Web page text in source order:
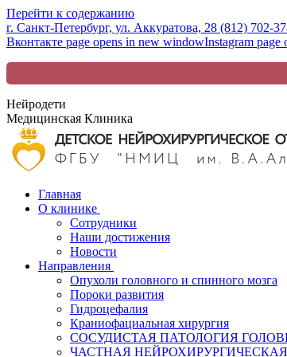
Перейти к содержанию
г. Санкт-Петербург, ул. Аккуратова, 28 (812) 702-
Вконтакте page opens in new windowInstagram
Нейродети
Медицинская Клиника
Главная
О клинике
Сотрудники
Наши достижения
Новости
Направления
Опухоли головного и спинного мозга
Пороки развития
Гидроцефалия
Краниофациальная хирургия
СОСУДИСТАЯ ПАТОЛОГИЯ
ЧАСТНАЯ